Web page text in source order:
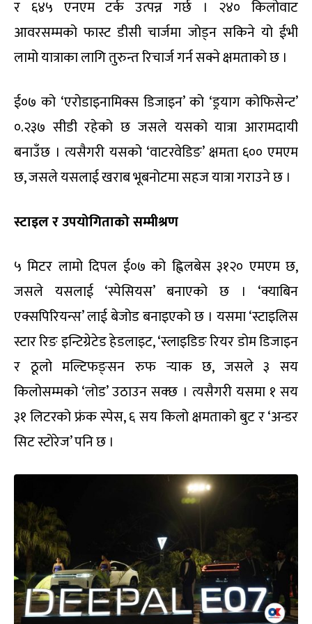
र ६४५ एनएम टर्क उत्पन्न गर्छ । २४० किलोवाट
आवरसम्मको फास्ट डीसी चार्जमा जोड्न सकिने यो ईभी
लामो यात्राका लागि तुरुन्त रिचार्ज गर्न सक्ने क्षमताको छ ।
ई०७ को ‘एरोडाइनामिक्स डिजाइन’ को ‘ड्रयाग कोफिसेन्ट’
०.२३७ सीडी रहेको छ जसले यसको यात्रा आरामदायी
बनाउँछ । त्यसैगरी यसको ‘वाटरवेडिङ’ क्षमता ६०० एमएम
छ, जसले यसलाई खराब भूबनोटमा सहज यात्रा गराउने छ ।
स्टाइल र उपयोगिताको सम्मीश्रण
५ मिटर लामो दिपल ई०७ को ह्विलबेस ३१२० एमएम छ,
जसले यसलाई ‘स्पेसियस’ बनाएको छ । ‘क्याबिन
एक्सपिरियन्स’ लाई बेजोड बनाइएको छ । यसमा ‘स्टाइलिस
स्टार रिङ इन्टिग्रेटेड हेडलाइट, ‘स्लाइडिङ रियर डोम डिजाइन
र ठूलो मल्टिफङ्सन रुफ र्‍याक छ, जसले ३ सय
किलोसम्मको ‘लोड’ उठाउन सक्छ । त्यसैगरी यसमा १ सय
३१ लिटरको फ्रंक स्पेस, ६ सय किलो क्षमताको बुट र ‘अन्डर
सिट स्टोरेज’ पनि छ ।